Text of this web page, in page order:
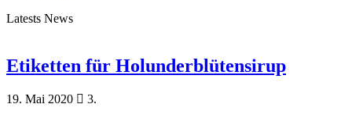
Latests News
Etiketten für Holunderblütensirup
19. Mai 2020 3.